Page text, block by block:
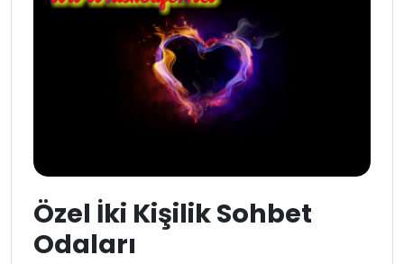
Özel İki Kişilik Sohbet
Odaları